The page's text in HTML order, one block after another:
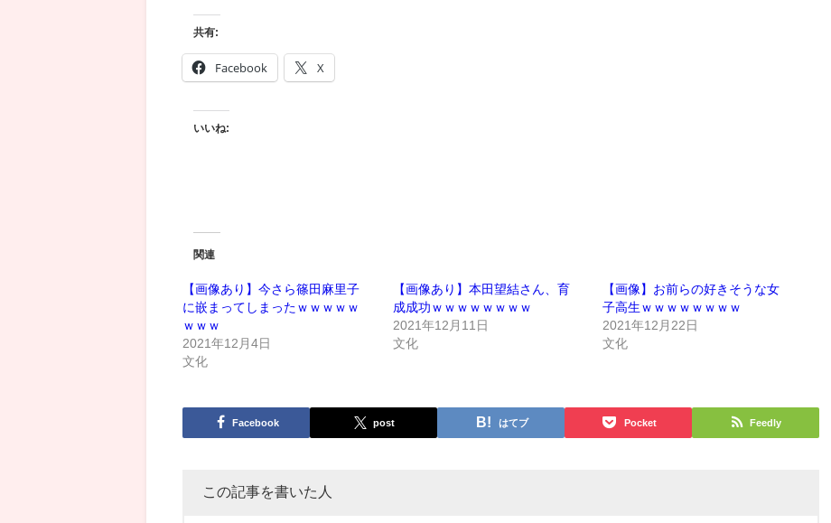
共有:
Facebook X
いいね:
関連
【画像あり】今さら篠田麻里子
に嵌まってしまったｗｗｗｗｗ
ｗｗｗ
2021年12月4日
文化
【画像あり】本田望結さん、育
成成功ｗｗｗｗｗｗｗｗ
2021年12月11日
文化
【画像】お前らの好きそうな女
子高生ｗｗｗｗｗｗｗｗ
2021年12月22日
文化
Facebook post はてブ Pocket Feedly
この記事を書いた人